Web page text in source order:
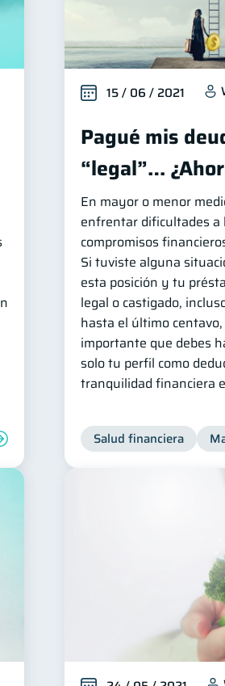
jóvenes
15 / 06 / 2021
Pagué mis
“legal”…
En mayor o menor
enfrentar dificultades
compromisos
Si tuviste alguna
esta posición y tu
legal o castigado,
hasta el último
importante que debes
solo tu perfil como
tranquilidad financiera
Salud financiera